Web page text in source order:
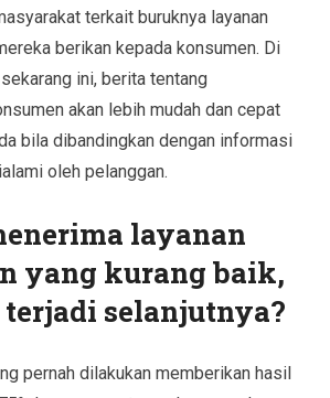
terkait buruknya layanan
berikan kepada konsumen. Di
ini, berita tentang
akan lebih mudah dan cepat
bila dibandingkan dengan informasi
oleh pelanggan.
layanan
yang kurang baik,
selanjutnya?
pernah dilakukan memberikan hasil